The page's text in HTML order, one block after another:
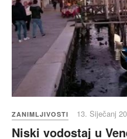
ZANIMLJIVOSTI 13. Siječanj
Niski vodostaj u